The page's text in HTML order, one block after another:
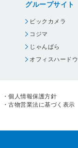
グループサイト
ビックカメラ
コジマ
じゃんぱら
オフィスハード
・個人情報保護方針
・古物営業法に基づく表示